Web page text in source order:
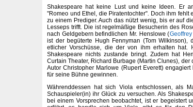
Shakespeare hat keine Lust und keine Ideen. Er
"Romeo und Ethel, die Piratentochter". Doch ihm fehlt
zu einem Prediger. Auch das nützt wenig, bis er auf
Lesseps trifft. Die ist regelmäßige Besucherin des
nach Geldgebern befindlichen Mr. Henslowe (
ist der begüterte Hugh Fennyman (Tom Wilkinson),
etlicher Vorschüsse, die der von ihm erhalten hat.
Shakespeare nichts zustande bringt. Zudem hat
Curtain Theater, Richard Burbage (Martin Clunes),
Autor Christopher Marlowe (Rupert Everett)
für seine Bühne gewinnen.
Währenddessen hat sich Viola entschlossen, als
Schauspieler(in) ihr Glück zu versuchen. Als
bei einem Vorsprechen beobachtet, ist er begeistert